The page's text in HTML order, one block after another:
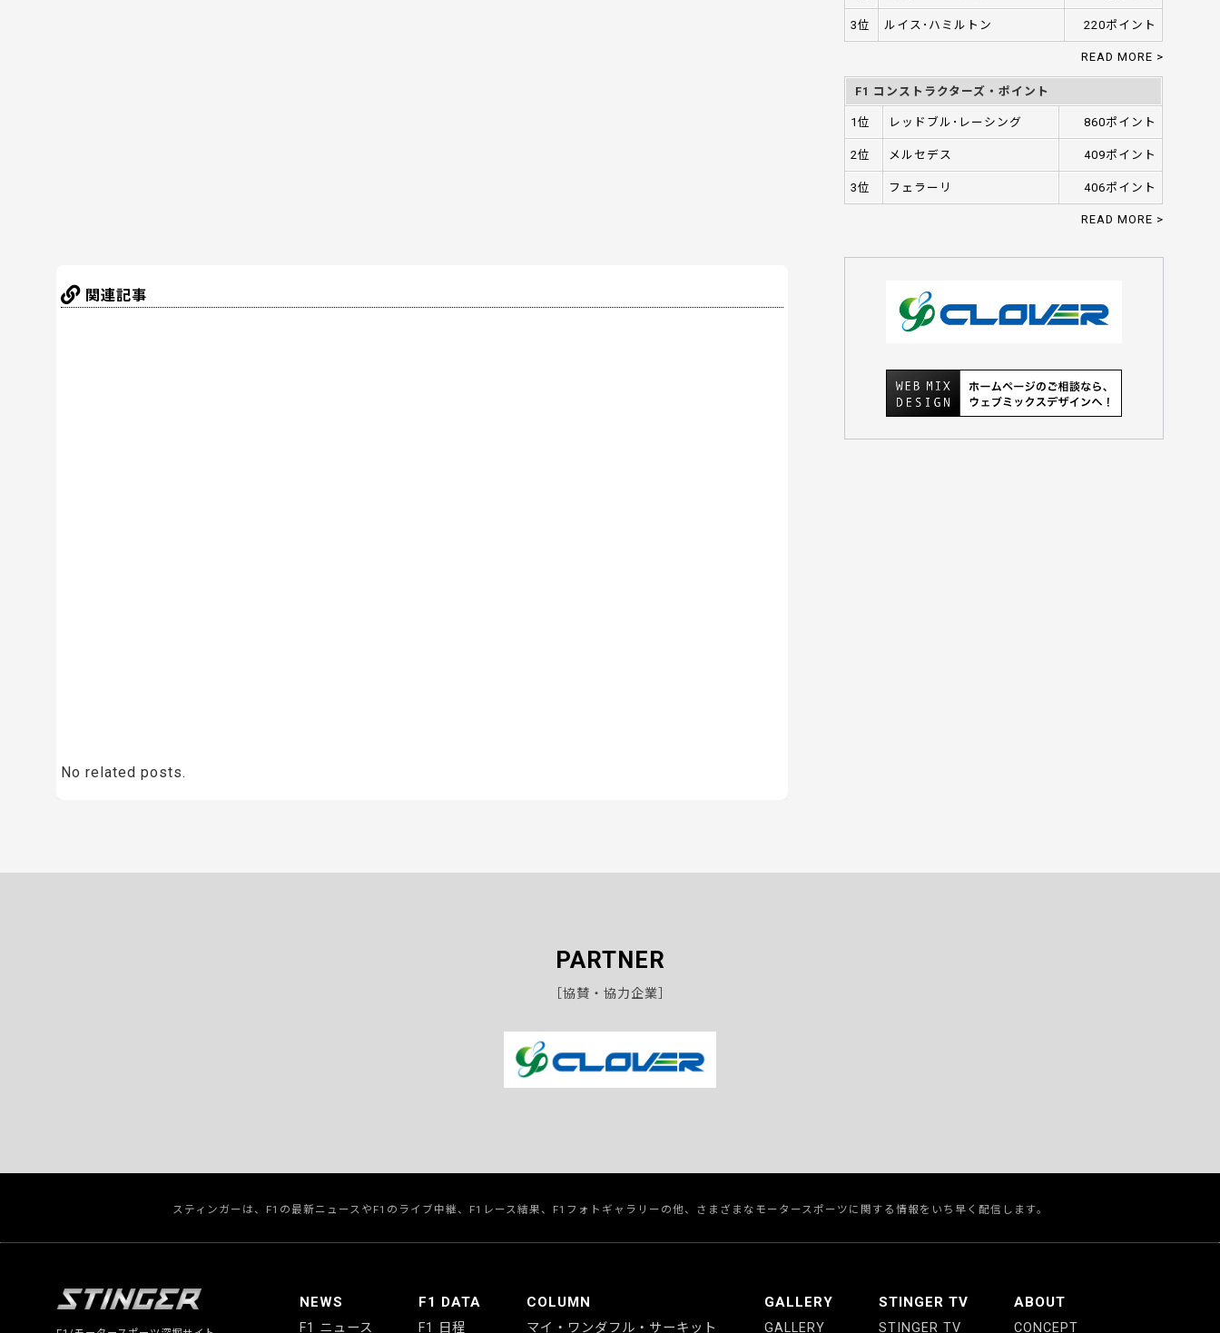
関連記事
No related posts.
3位 ルイス･ハミルトン 220ポイント
READ MORE >
F1 コンストラクターズ・ポイント
1位 レッドブル･レーシング 860ポイント
2位 メルセデス 409ポイント
3位 フェラーリ 406ポイント
READ MORE >
PARTNER
［協賛・協力企業］
スティンガーは、F1の最新ニュースやF1のライブ中継、F1レース結果、F1フォトギャラリーの他、さまざまなモータースポーツに関する情報をいち早く配信します。
NEWS
F1 ニュース
F1 DATA
F1 日程
COLUMN
マイ・ワンダフル・サーキット
GALLERY
GALLERY
STINGER TV
STINGER TV
ABOUT
CONCEPT